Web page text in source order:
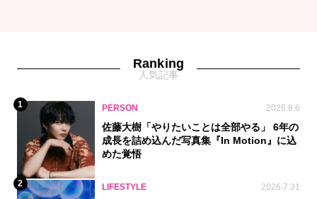
Ranking
人気記事
1 PERSON 2026.8.6
佐藤大樹「やりたいことは全部やる」 6年の
成長を詰め込んだ写真集『In Motion』に込
めた覚悟
2 LIFESTYLE 2026.7.31